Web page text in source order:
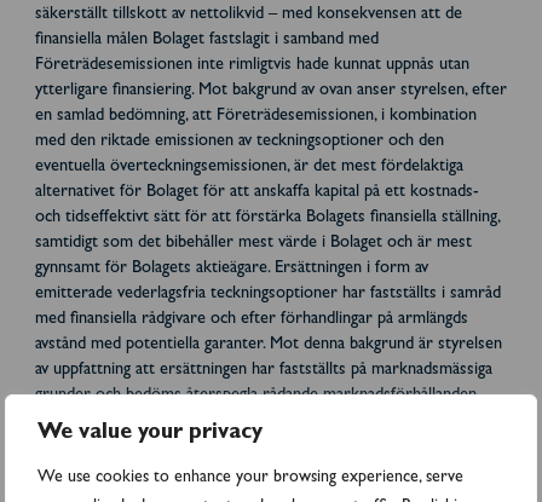
We value your privacy
We use cookies to enhance your browsing experience, serve
säkerställt tillskott av nettolikvid – med konsekvensen att de
finansiella målen Bolaget fastslagit i samband med
Företrädesemissionen inte rimligtvis hade kunnat uppnås utan
ytterligare finansiering. Mot bakgrund av ovan anser styrelsen, efter
en samlad bedömning, att Företrädesemissionen, i kombination
med den riktade emissionen av teckningsoptioner och den
eventuella överteckningsemissionen, är det mest fördelaktiga
alternativet för Bolaget för att anskaffa kapital på ett kostnads-
och tidseffektivt sätt för att förstärka Bolagets finansiella ställning,
samtidigt som det bibehåller mest värde i Bolaget och är mest
gynnsamt för Bolagets aktieägare. Ersättningen i form av
emitterade vederlagsfria teckningsoptioner har fastställts i samråd
med finansiella rådgivare och efter förhandlingar på armlängds
avstånd med potentiella garanter. Mot denna bakgrund är styrelsen
av uppfattning att ersättningen har fastställts på marknadsmässiga
grunder och bedöms återspegla rådande marknadsförhållanden.
Bemyndigande för styrelsen att besluta om
överteckningsemission
Extra bolagsstämman beslutade att bemyndiga styrelsen att intill